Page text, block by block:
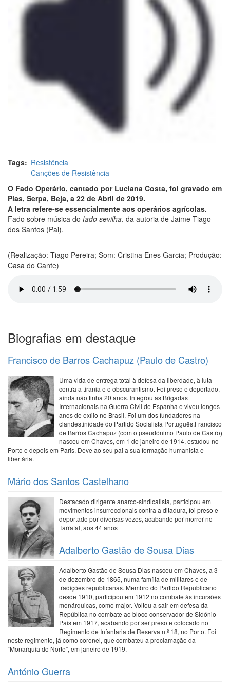
Tags
Resistência
Canções de Resistência
O Fado Operário, cantado por Luciana Costa, foi gravado em
Pias, Serpa, Beja, a 22 de Abril de 2019.
A letra refere-se essencialmente aos operários agrícolas.
Fado sobre música do fado sevilha, da autoria de Jaime Tiago
dos Santos (Pai).
(Realização: Tiago Pereira; Som: Cristina Enes Garcia; Produção:
Casa do Cante)
Biografias em destaque
Francisco de Barros Cachapuz (Paulo de Castro)
Uma vida de entrega total à defesa da liberdade, à luta
contra a tirania e o obscurantismo. Foi preso e deportado,
ainda não tinha 20 anos. Integrou as Brigadas
Internacionais na Guerra Civil de Espanha e viveu longos
anos de exílio no Brasil. Foi um dos fundadores na
clandestinidade do Partido Socialista Português.Francisco
de Barros Cachapuz (com o pseudónimo Paulo de Castro)
nasceu em Chaves, em 1 de janeiro de 1914, estudou no
Porto e depois em Paris. Deve ao seu pai a sua formação humanista e
libertária.
Mário dos Santos Castelhano
Destacado dirigente anarco-sindicalista, participou em
movimentos insurreccionais contra a ditadura, foi preso e
deportado por diversas vezes, acabando por morrer no
Tarrafal, aos 44 anos
Adalberto Gastão de Sousa Dias
Adalberto Gastão de Sousa Dias nasceu em Chaves, a 3
de dezembro de 1865, numa família de militares e de
tradições republicanas. Membro do Partido Republicano
desde 1910, participou em 1912 no combate às incursões
monárquicas, como major. Voltou a sair em defesa da
República no combate ao bloco conservador de Sidónio
Pais em 1917, acabando por ser preso e colocado no
Regimento de Infantaria de Reserva n.º 18, no Porto. Foi
neste regimento, já como coronel, que combateu a proclamação da
“Monarquia do Norte”, em janeiro de 1919.
António Guerra